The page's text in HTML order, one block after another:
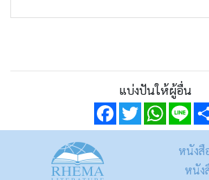
แบ่งปันให้ผู้อื่น
Facebook
Twitter
หนังสื
หนัง